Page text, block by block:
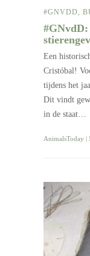
#GNVDD
#GNvdD:
Een
Cristóbal!
tijdens het
Dit vindt
in de staat…
AnimalsToday |